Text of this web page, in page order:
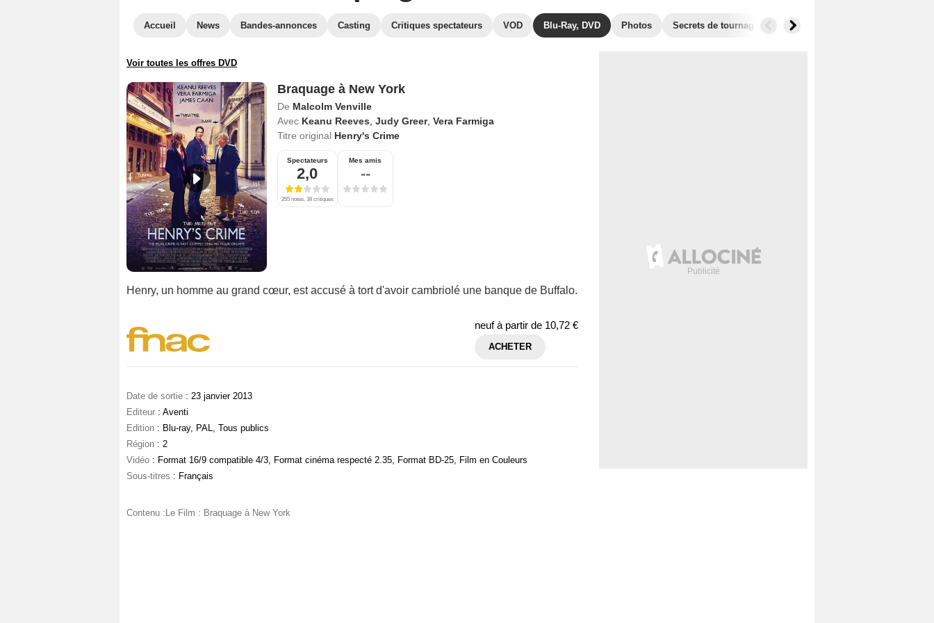
Accueil News Bandes-annonces Casting Critiques spectateurs VOD Blu-Ray, DVD Photos Secrets de tournage Récompenses
Voir toutes les offres DVD
Braquage à New York
De Malcolm Venville
Avec Keanu Reeves Judy Greer, Vera Farmiga
Titre original Henry's Crime
Spectateurs
2,0
255 notes, 38 critiques
Mes amis
--
Henry, un homme au grand cœur, est accusé à tort d'avoir cambriolé une banque de Buffalo.
neuf à partir de 10,72 €
ACHETER
Date de sortie : 23 janvier 2013
Editeur : Aventi
Edition : Blu-ray, PAL, Tous publics
Région : 2
Vidéo : Format 16/9 compatible 4/3, Format cinéma respecté 2.35, Format BD-25, Film en Couleurs
Sous-titres : Français
Contenu :Le Film : Braquage à New York